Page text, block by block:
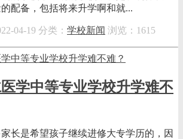
配备，包括将来升学啊和就...
04-19 分类： 学校新闻 浏览：1615
学中等专业学校升学难不
家长是希望孩子继续进修大专学历的，因